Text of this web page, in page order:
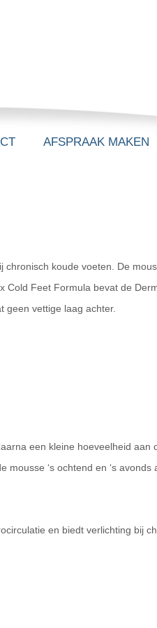
AFSPRAAK MAKEN
koude voeten. De
Cold Feet Formula bevat de
geen vettige laag achter.
een kleine hoeveelheid aan
‘s ochtend en ‘s avonds
en biedt verlichting bij